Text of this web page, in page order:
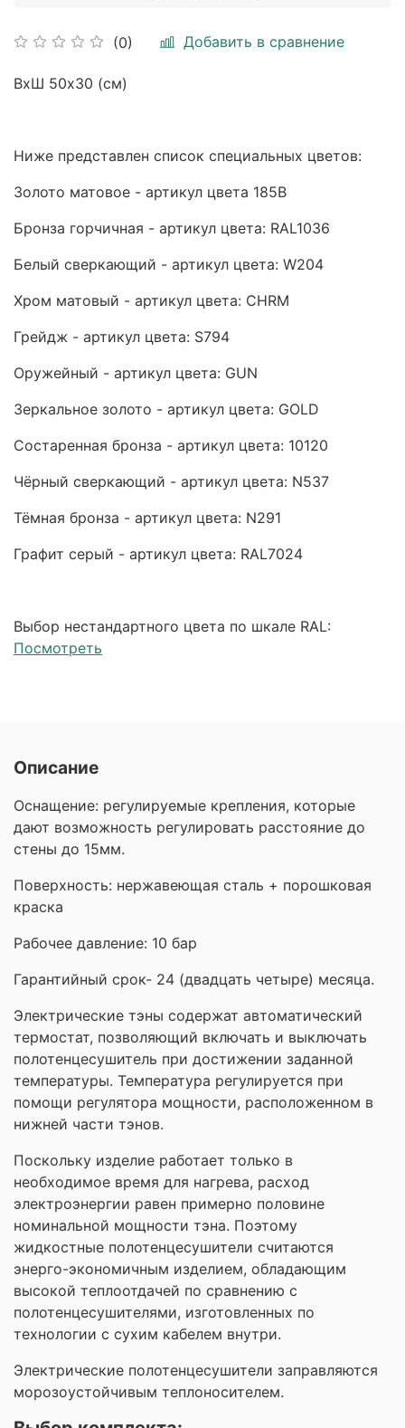
(0) Добавить в сравнение
ВхШ 50х30 (см)
Ниже представлен список специальных цветов:
Золото матовое - артикул цвета 185B
Бронза горчичная - артикул цвета: RAL1036
Белый сверкающий - артикул цвета: W204
Хром матовый - артикул цвета: CHRM
Грейдж - артикул цвета: S794
Оружейный - артикул цвета: GUN
Зеркальное золото - артикул цвета: GOLD
Состаренная бронза - артикул цвета: 10120
Чёрный сверкающий - артикул цвета: N537
Тёмная бронза - артикул цвета: N291
Графит серый - артикул цвета: RAL7024
Выбор нестандартного цвета по шкале RAL:
Посмотреть
Описание
Оснащение: регулируемые крепления, которые
дают возможность регулировать расстояние до
стены до 15мм.
Поверхность: нержавеющая сталь + порошковая
краска
Рабочее давление: 10 бар
Гарантийный срок- 24 (двадцать четыре) месяца.
Электрические тэны содержат автоматический
термостат, позволяющий включать и выключать
полотенцесушитель при достижении заданной
температуры. Температура регулируется при
помощи регулятора мощности, расположенном в
нижней части тэнов.
Поскольку изделие работает только в
необходимое время для нагрева, расход
электроэнергии равен примерно половине
номинальной мощности тэна. Поэтому
жидкостные полотенцесушители считаются
энерго-экономичным изделием, обладающим
высокой теплоотдачей по сравнению с
полотенцесушителями, изготовленных по
технологии с сухим кабелем внутри.
Электрические полотенцесушители заправляются
морозоустойчивым теплоносителем.